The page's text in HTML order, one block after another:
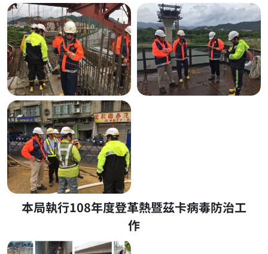
本局執行108年度登革熱暨茲卡病毒防治工
作